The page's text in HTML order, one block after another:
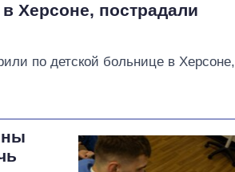
Херсоне, пострадали
по детской больнице в Херсоне,